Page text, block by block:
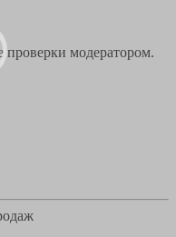
проверки модератором.